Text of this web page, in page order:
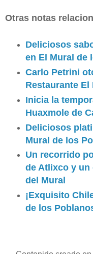
Otras notas
Deliciosos
en El Mural de
Carlo Petrini
Restaurante
Inicia la
Huaxmole de
Deliciosos
Mural de los
Un recorrido
de Atlixco y un
del Mural
¡Exquisito
de los